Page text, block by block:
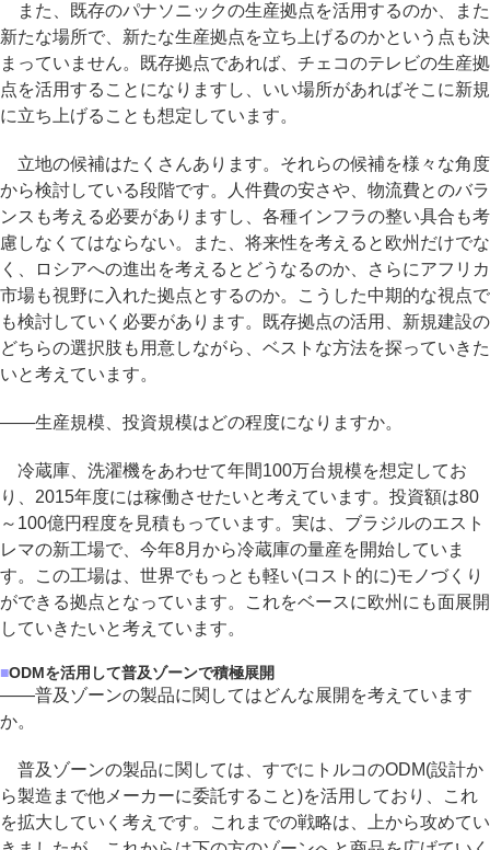
また、既存のパナソニックの生産拠点を活用するのか、また
新たな場所で、新たな生産拠点を立ち上げるのかという点も決
まっていません。既存拠点であれば、チェコのテレビの生産拠
点を活用することになりますし、いい場所があればそこに新規
に立ち上げることも想定しています。
立地の候補はたくさんあります。それらの候補を様々な角度
から検討している段階です。人件費の安さや、物流費とのバラ
ンスも考える必要がありますし、各種インフラの整い具合も考
慮しなくてはならない。また、将来性を考えると欧州だけでな
く、ロシアへの進出を考えるとどうなるのか、さらにアフリカ
市場も視野に入れた拠点とするのか。こうした中期的な視点で
も検討していく必要があります。既存拠点の活用、新規建設の
どちらの選択肢も用意しながら、ベストな方法を探っていきた
いと考えています。
――生産規模、投資規模はどの程度になりますか。
冷蔵庫、洗濯機をあわせて年間100万台規模を想定してお
り、2015年度には稼働させたいと考えています。投資額は80
～100億円程度を見積もっています。実は、ブラジルのエスト
レマの新工場で、今年8月から冷蔵庫の量産を開始していま
す。この工場は、世界でもっとも軽い(コスト的に)モノづくり
ができる拠点となっています。これをベースに欧州にも面展開
していきたいと考えています。
■ODMを活用して普及ゾーンで積極展開
――普及ゾーンの製品に関してはどんな展開を考えています
か。
普及ゾーンの製品に関しては、すでにトルコのODM(設計か
ら製造まで他メーカーに委託すること)を活用しており、これ
を拡大していく考えです。これまでの戦略は、上から攻めてい